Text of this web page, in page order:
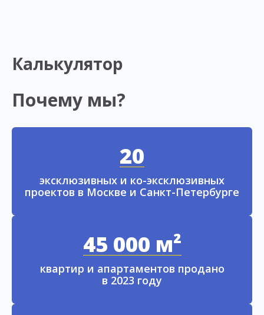
Калькулятор
Почему мы?
20
эксклюзивных и ко-эксклюзивных
проектов в Москве и Санкт-Петербурге
45 000 м²
квартир и апартаментов продано
в 2023 году